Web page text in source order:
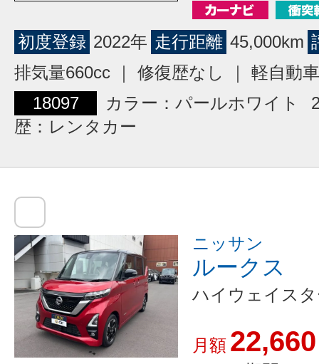
初度登録 2022年 走行距離 45,000km
排気量660cc ｜ 修復歴なし ｜ 軽自動車
18097
カラー：パールホワイト
歴：レンタカー
ニッサン
ルークス
ハイウェイス
月額 22,660